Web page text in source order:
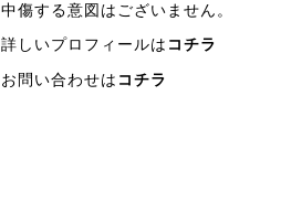
中傷する意図はございません。
詳しいプロフィールは コチラ
お問い合わせは コチラ